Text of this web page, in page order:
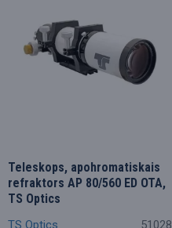
TS Optics 51028
Teleskops, apohromatiskais
refraktors AP 80/560 ED OTA,
TS Optics